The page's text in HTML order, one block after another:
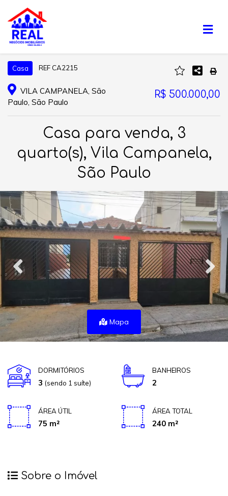
Casa REF CA2215
VILA CAMPANELA, São
Paulo, São Paulo
R$ 500.000,00
Casa para venda, 3
quarto(s), Vila Campanela,
São Paulo
Mapa
DORMITÓRIOS
3 (sendo 1 suíte)
BANHEIROS
2
ÁREA ÚTIL
75 m²
ÁREA TOTAL
240 m²
Sobre o Imóvel